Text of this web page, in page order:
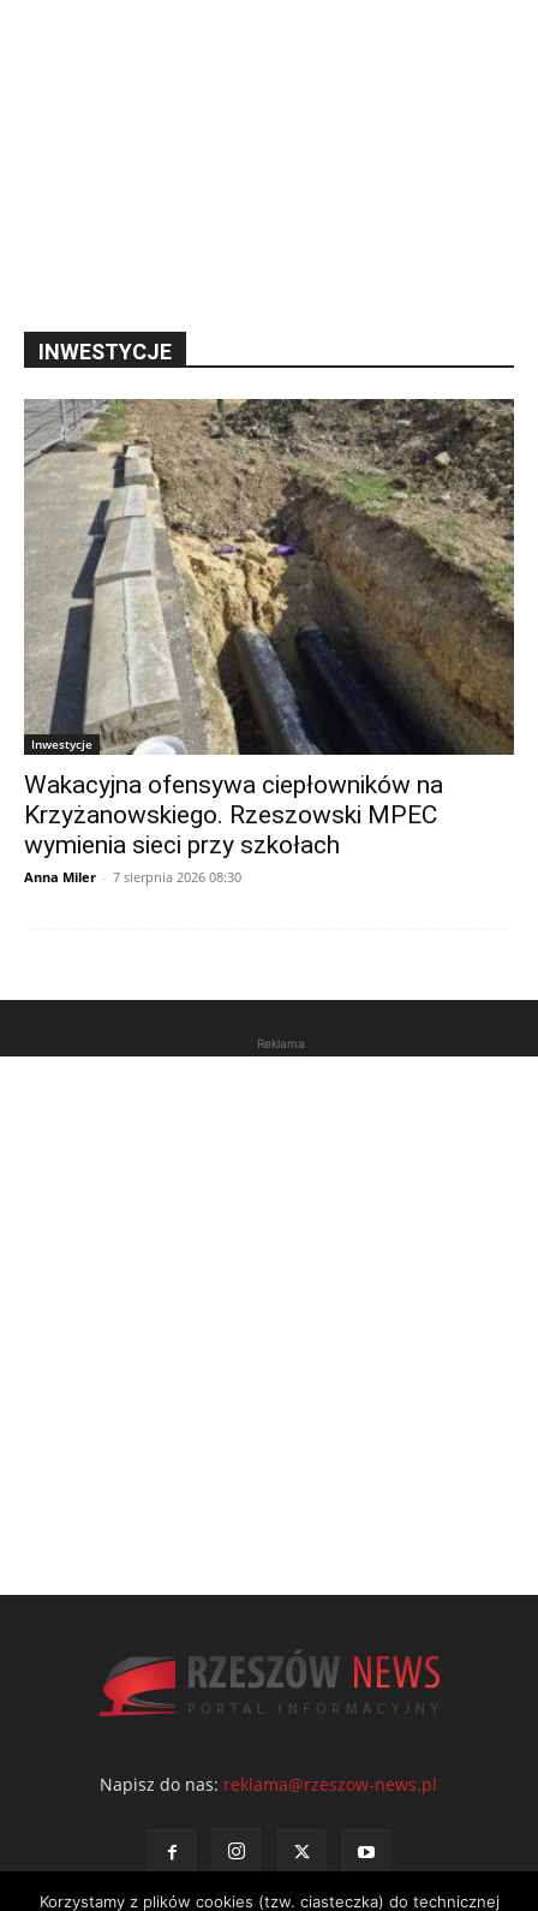
INWESTYCJE
Inwestycje
Wakacyjna ofensywa ciepłowników na
Krzyżanowskiego. Rzeszowski MPEC
wymienia sieci przy szkołach
Anna Miler - 7 sierpnia 2026 08:30
Reklama
Napisz do nas: reklama@rzeszow-news.pl
Korzystamy z plików cookies (tzw. ciasteczka) do technicznej